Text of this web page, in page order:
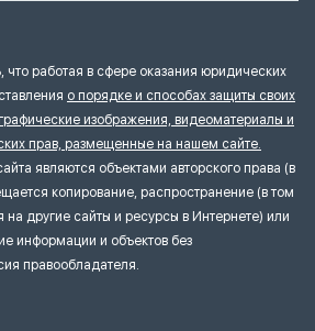
что работая в сфере оказания юридических
о порядке и способах защиты своих
изображения, видеоматериалы и
прав, размещенные на нашем сайте.
являются объектами авторского права (в
копирование, распространение (в том
на другие сайты и ресурсы в Интернете) или
информации и объектов без
правообладателя.